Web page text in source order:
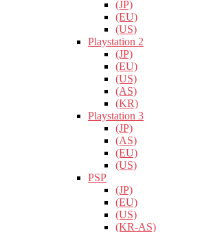
(JP)
(EU)
(US)
Playstation 2
(JP)
(EU)
(US)
(AS)
(KR)
Playstation 3
(JP)
(AS)
(EU)
(US)
PSP
(JP)
(EU)
(US)
(KR-AS)